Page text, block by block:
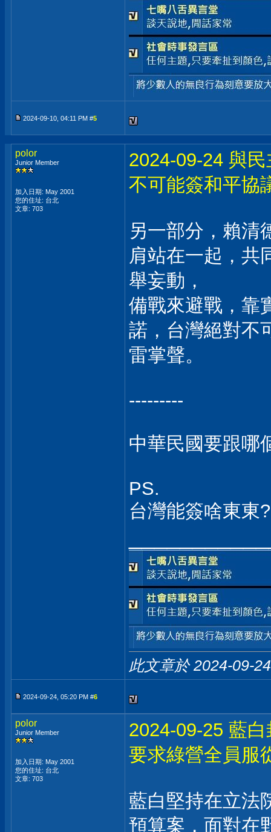
2024-09-10, 04:11 PM #5
polor
Junior Member
加入日期: May 2001
您的住址: 台北
文章: 703
2024-09-24 與
不可能簽和平協
另一部分，賴清
肩站在一起，共
舉妄動，
備戰來避戰，靠
諾，台灣絕對不
雷掌聲。
---------
中華民國要跟哪
PS.
台灣能簽啥東東?
此文章於 2024-09-
2024-09-24, 05:20 PM #6
polor
Junior Member
加入日期: May 2001
您的住址: 台北
文章: 703
2024-09-25 藍
要求綠營全員服
藍白堅持在立法
預算案，面對在